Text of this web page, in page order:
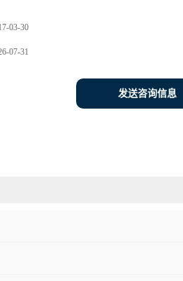
03-30
07-31
发送咨询信息